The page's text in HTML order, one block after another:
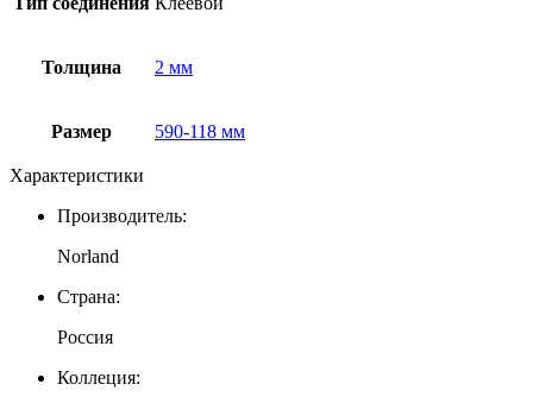
Толщина 2 мм
Размер 590-118 мм
Характеристики
Производитель:
Norland
Страна:
Россия
Коллеция: